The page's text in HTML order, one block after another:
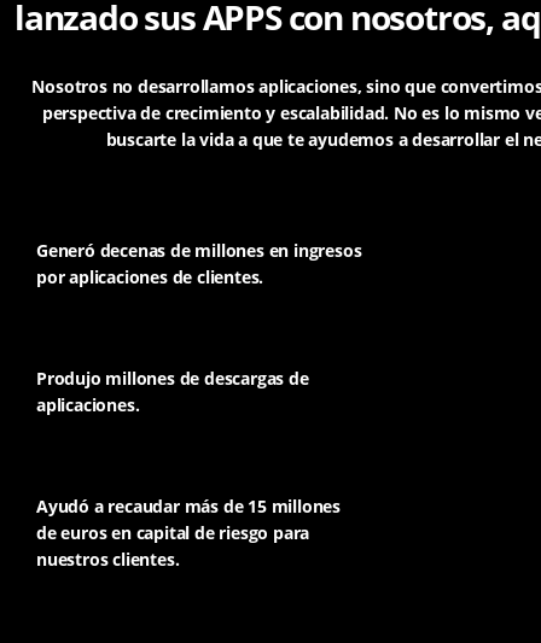
lanzado sus APPS con nosotros,
Nosotros no desarrollamos aplicaciones, sino que
perspectiva de crecimiento y escalabilidad. No es lo mismo
buscarte la vida a que te ayudemos a desarrollar el
Generó decenas de millones en ingresos
por aplicaciones de clientes.
Produjo millones de descargas de
aplicaciones.
Ayudó a recaudar más de 15 millones
de euros en capital de riesgo para
nuestros clientes.